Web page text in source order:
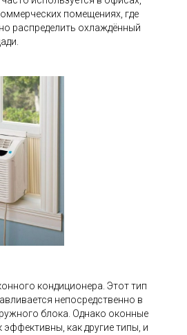
помещениях, где
распределить охлаждённый
кондиционера. Этот тип
непосредственно в
блока. Однако оконные
эффективны, как другие типы, и